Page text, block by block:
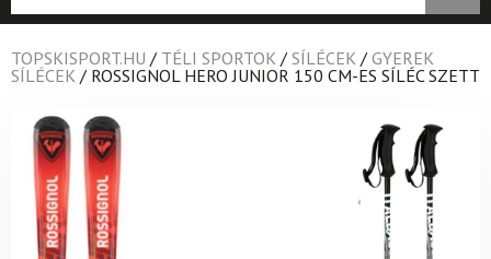
TOPSKISPORT.HU / TÉLI SPORTOK / SÍLÉCEK / GYEREK
SÍLÉCEK / ROSSIGNOL HERO JUNIOR 150 CM-ES SÍLÉC SZETT